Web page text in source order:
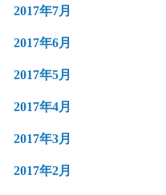
2017年7月
2017年6月
2017年5月
2017年4月
2017年3月
2017年2月